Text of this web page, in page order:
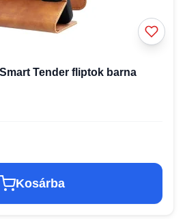
Tender fliptok barna
Kosárba